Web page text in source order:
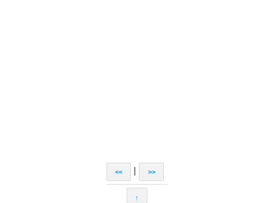
<< >>
↑